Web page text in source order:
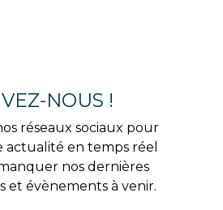
NOUS !
réseaux sociaux pour
actualité en temps réel
nos dernières
et évènements à venir.